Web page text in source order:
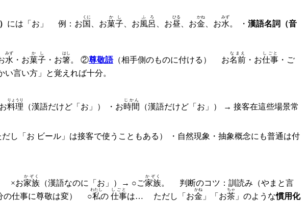
には「お」 例：お国
くに
、お菓子
かし
、お風呂
ふろ
、お昼
ひる
、お金
かね
、お水
みず
。 ・ 漢語名詞（音
水
みず
・お菓子
かし
・お箸
はし
。 ②尊敬語（相手側のものに付ける） お名前
なまえ
・お仕事
しごと
・ご
言い方」と覚えれば十分。
料理
りょうり
（漢語だけど「お」） ・お時間
じかん
（漢語だけど「お」） → 接客在這些場景常
し「お ビール」は接客で使うこともある） ・自然現象・抽象概念にも普通は付
×お家族
かぞく
（漢語なのに「お」）→ ○ご家族
かぞく
。 判断のコツ：訓読み（やまと言
の仕事に尊敬は変） ○私
わたし
の 仕事
しごと
は… ただし「お金
かね
」「お茶
ちゃ
」のような慣用化